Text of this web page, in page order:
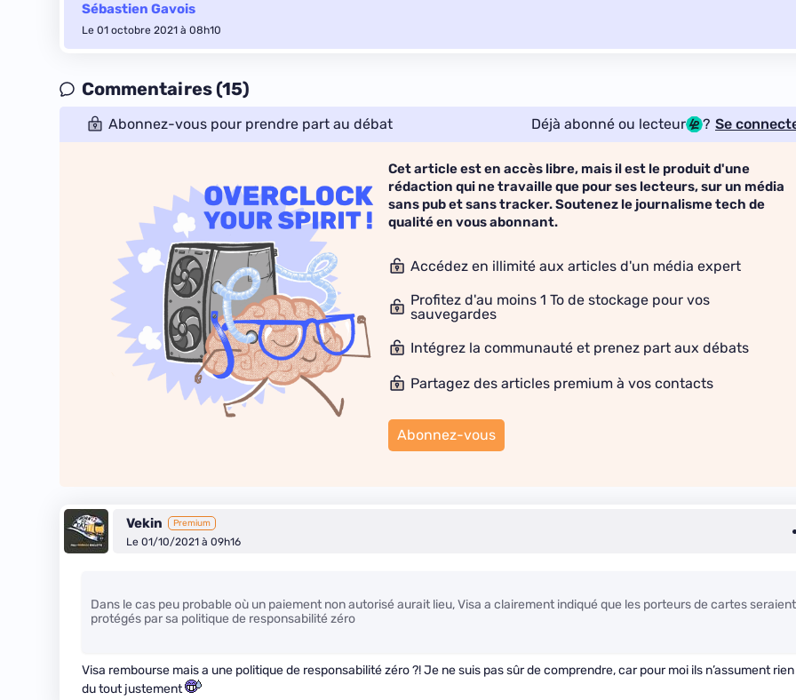
Sébastien Gavois
Le 01 octobre 2021 à 08h10
Commentaires (15)
Abonnez-vous pour prendre part au débat Déjà abonné ou lecteur ? Se
Cet article est en accès libre, mais il est le produit d'une
rédaction qui ne travaille que pour ses lecteurs, sur un média
sans pub et sans tracker. Soutenez le journalisme tech de
qualité en vous abonnant.
Accédez en illimité aux articles d'un média expert
Profitez d'au moins 1 To de stockage pour vos
sauvegardes
Intégrez la communauté et prenez part aux débats
Partagez des articles premium à vos contacts
Abonnez-vous
Vekin Premium
Le 01/10/2021 à 09h16
Dans le cas peu probable où un paiement non autorisé aurait lieu, Visa a clairement indiqué que les porteurs de cartes seraient
protégés par sa politique de responsabilité zéro
Visa rembourse mais a une politique de responsabilité zéro ?! Je ne suis pas sûr de comprendre, car pour moi ils n’assument rien
du tout justement